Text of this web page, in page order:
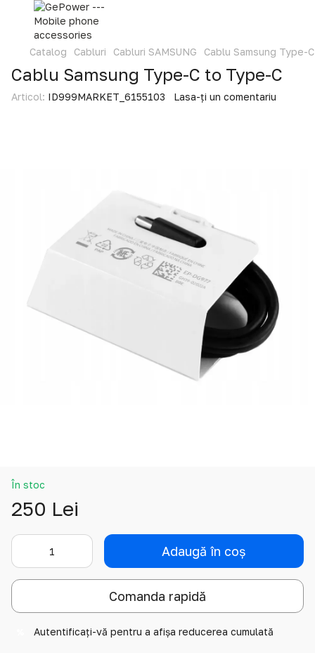
Catalog Cabluri Cabluri SAMSUNG Cablu Samsung Type-
Cablu Samsung Type-C to Type-C
Articol: ID999MARKET_6155103 Lasa-ți un comentariu
În stoc
250 Lei
Adaugă în coș
Comanda rapidă
Autentificați-vă pentru a afișa reducerea cumulată